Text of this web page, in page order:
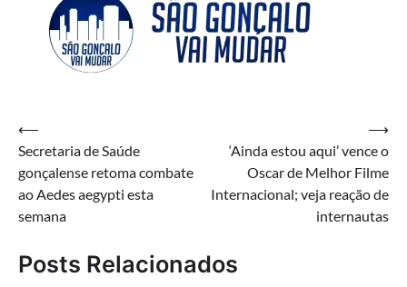
Navegação
de
Post
⟵
Secretaria de Saúde
gonçalense retoma combate
ao Aedes aegypti esta
semana
‘Ainda estou aqui’ vence o
Oscar de Melhor Filme
Internacional; veja reação de
internautas
⟶
Posts Relacionados